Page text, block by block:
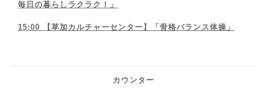
毎日の暮らしラクラク！」
15:00 【草加カルチャーセンター】「骨格バランス体操」
カウンター